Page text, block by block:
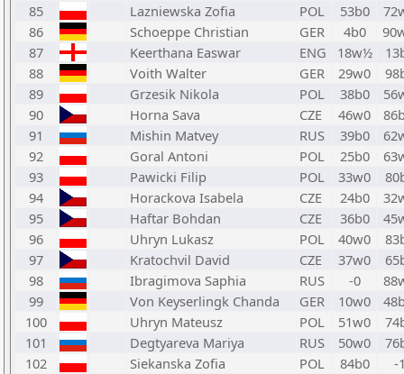
85
Lazniewska Zofia POL 53b0
86
Schoeppe Christian GER 4b0
87
Keerthana Easwar ENG 18w½
88
Voith Walter GER 29w0
89
Grzesik Nikola POL 38b0
90
Horna Sava CZE 46w0
91
Mishin Matvey RUS 39b0
92
Goral Antoni POL 25b0
93
Pawicki Filip POL 33w0
94
Horackova Isabela CZE 24b0
95
Haftar Bohdan CZE 36b0
96
Uhryn Lukasz POL 40w0
97
Kratochvil David CZE 37w0
98
Ibragimova Saphia RUS -0
99
Von Keyserlingk Chanda GER 10w0
100
Uhryn Mateusz POL 51w0
101
Degtyareva Mariya RUS 50w0
102
Siekanska Zofia POL 84b0
-